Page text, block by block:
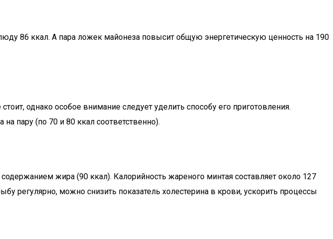
86 ккал. А пара ложек майонеза повысит общую энергетическую ценность на 190
однако особое внимание следует уделить способу его приготовления.
пару (по 70 и 80 ккал соответственно).
жира (90 ккал). Калорийность жареного минтая составляет около 127
регулярно, можно снизить показатель холестерина в крови, ускорить процессы